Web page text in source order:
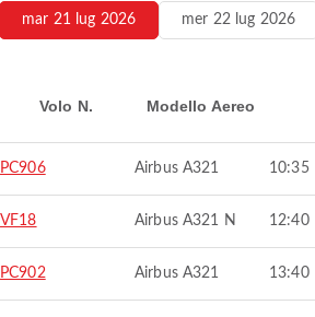
mar 21 lug 2026 mer 22 lug 2026
Volo N. Modello Aereo
PC906 Airbus A321 10:35
VF18 Airbus A321 N 12:40
PC902 Airbus A321 13:40